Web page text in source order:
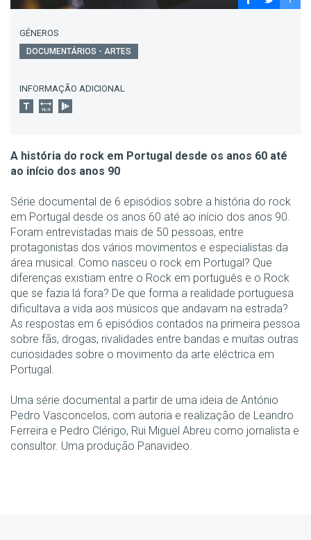
GÉNEROS
DOCUMENTÁRIOS - ARTES
INFORMAÇÃO ADICIONAL
A história do rock em Portugal desde os anos 60 até
ao início dos anos 90
Série documental de 6 episódios sobre a história do rock
em Portugal desde os anos 60 até ao início dos anos 90.
Foram entrevistadas mais de 50 pessoas, entre
protagonistas dos vários movimentos e especialistas da
área musical. Como nasceu o rock em Portugal? Que
diferenças existiam entre o Rock em português e o Rock
que se fazia lá fora? De que forma a realidade portuguesa
dificultava a vida aos músicos que andavam na estrada?
As respostas em 6 episódios contados na primeira pessoa
sobre fãs, drogas, rivalidades entre bandas e muitas outras
curiosidades sobre o movimento da arte eléctrica em
Portugal.
Uma série documental a partir de uma ideia de António
Pedro Vasconcelos, com autoria e realização de Leandro
Ferreira e Pedro Clérigo, Rui Miguel Abreu como jornalista e
consultor. Uma produção Panavideo.